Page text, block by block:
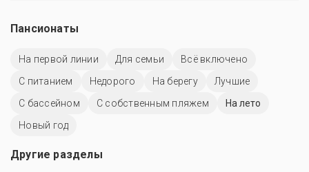
Пансионаты
На первой линии Для семьи
Всё включено
С питанием
Недорого На берегу
Лучшие
C бассейном
С собственным пляжем
На лето
Новый год
Другие разделы